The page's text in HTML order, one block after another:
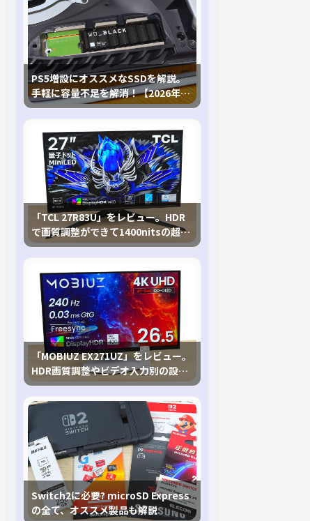
PS5増設にオススメなSSDを解説。
手軽に容量不足を解消！【2026年最
新、PS5 Proにも対応】
「TCL 27R83U」をレビュー。HDR
で画質調整ができて1400nitsの超高
輝度も発揮！
「MOBIUZ EX271UZ」をレビュー。
HDR画質調整やビデオ入力別の設定
が可能な4K有機ELゲーミングモニタ
を徹底検証
Switch2に必要? microSD Express
の全て、オススメ製品も解説